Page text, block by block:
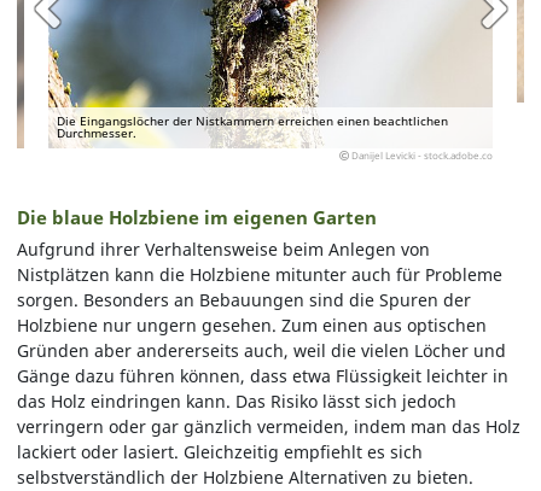
Die Eingangslöcher der Nistkammern erreichen einen beachtlichen
Durchmesser.
Danijel Levicki - stock.adobe.co
Die blaue Holzbiene im eigenen Garten
Aufgrund ihrer Verhaltensweise beim Anlegen von
Nistplätzen kann die Holzbiene mitunter auch für Probleme
sorgen. Besonders an Bebauungen sind die Spuren der
Holzbiene nur ungern gesehen. Zum einen aus optischen
Gründen aber andererseits auch, weil die vielen Löcher und
Gänge dazu führen können, dass etwa Flüssigkeit leichter in
das Holz eindringen kann. Das Risiko lässt sich jedoch
verringern oder gar gänzlich vermeiden, indem man das Holz
lackiert oder lasiert. Gleichzeitig empfiehlt es sich
selbstverständlich der Holzbiene Alternativen zu bieten.